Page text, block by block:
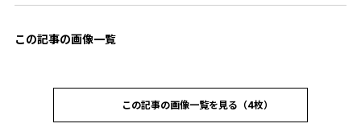
この記事の画像一覧
この記事の画像一覧を見る（4枚）